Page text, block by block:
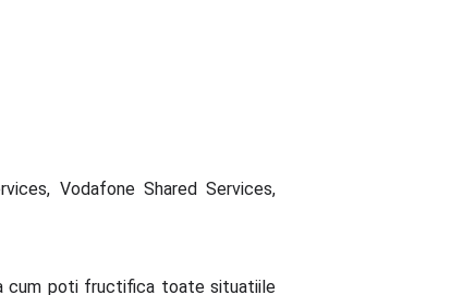
Vodafone Shared Services,
cum poti fructifica toate situatiile